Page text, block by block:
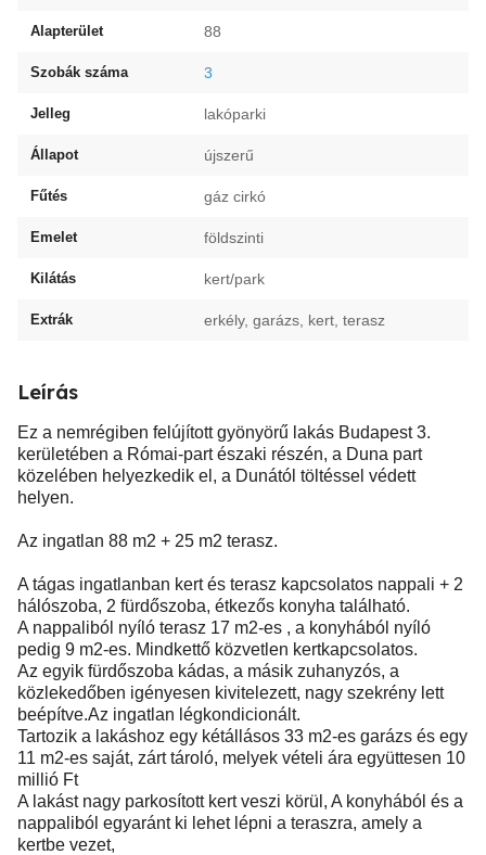
Alapterület 88
Szobák száma 3
Jelleg lakóparki
Állapot újszerű
Fűtés gáz cirkó
Emelet földszinti
Kilátás kert/park
Extrák erkély, garázs, kert, terasz
Leírás
Ez a nemrégiben felújított gyönyörű lakás Budapest 3.
kerületében a Római-part északi részén, a Duna part
közelében helyezkedik el, a Dunától töltéssel védett
helyen.
Az ingatlan 88 m2 + 25 m2 terasz.
A tágas ingatlanban kert és terasz kapcsolatos nappali + 2
hálószoba, 2 fürdőszoba, étkezős konyha található.
A nappaliból nyíló terasz 17 m2-es , a konyhából nyíló
pedig 9 m2-es. Mindkettő közvetlen kertkapcsolatos.
Az egyik fürdőszoba kádas, a másik zuhanyzós, a
közlekedőben igényesen kivitelezett, nagy szekrény lett
beépítve.Az ingatlan légkondicionált.
Tartozik a lakáshoz egy kétállásos 33 m2-es garázs és egy
11 m2-es saját, zárt tároló, melyek vételi ára együttesen 10
millió Ft
A lakást nagy parkosított kert veszi körül, A konyhából és a
nappaliból egyaránt ki lehet lépni a teraszra, amely a
kertbe vezet,